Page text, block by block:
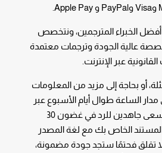
الخبراء المترجمين، ونتخصص
عالية الجودة وترجمات معتمدة
عبر الإنترنت.
أو بحاجة إلى مزيد من المعلومات
مدار الساعة طوال أيام الأسبوع عبر
البريد الإلكتروني، وسنسعى جاهدين للرد في غضون 30
المستند الخاص بك مع لغة المصدر
تقلق فحتمًا ستجد جودة مضمونة،